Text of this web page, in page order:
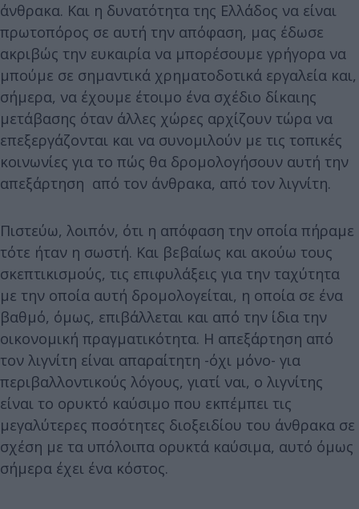
άνθρακα. Και η δυνατότητα της Ελλάδος να είναι
πρωτοπόρος σε αυτή την απόφαση, μας έδωσε
ακριβώς την ευκαιρία να μπορέσουμε γρήγορα να
μπούμε σε σημαντικά χρηματοδοτικά εργαλεία και,
σήμερα, να έχουμε έτοιμο ένα σχέδιο δίκαιης
μετάβασης όταν άλλες χώρες αρχίζουν τώρα να
επεξεργάζονται και να συνομιλούν με τις τοπικές
κοινωνίες για το πώς θα δρομολογήσουν αυτή την
απεξάρτηση από τον άνθρακα, από τον λιγνίτη.
Πιστεύω, λοιπόν, ότι η απόφαση την οποία πήραμε
τότε ήταν η σωστή. Και βεβαίως και ακούω τους
σκεπτικισμούς, τις επιφυλάξεις για την ταχύτητα
με την οποία αυτή δρομολογείται, η οποία σε ένα
βαθμό, όμως, επιβάλλεται και από την ίδια την
οικονομική πραγματικότητα. Η απεξάρτηση από
τον λιγνίτη είναι απαραίτητη -όχι μόνο- για
περιβαλλοντικούς λόγους, γιατί ναι, ο λιγνίτης
είναι το ορυκτό καύσιμο που εκπέμπει τις
μεγαλύτερες ποσότητες διοξειδίου του άνθρακα σε
σχέση με τα υπόλοιπα ορυκτά καύσιμα, αυτό όμως
σήμερα έχει ένα κόστος.